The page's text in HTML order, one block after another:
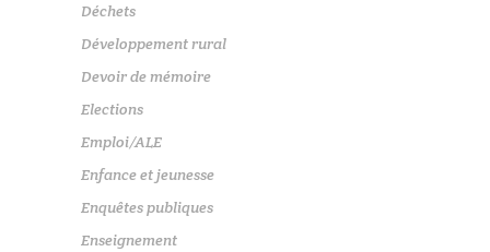
Déchets
Développement rural
Devoir de mémoire
Elections
Emploi/ALE
Enfance et jeunesse
Enquêtes publiques
Enseignement